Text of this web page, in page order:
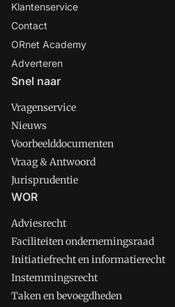
Klantenservice
Contact
ORnet Academy
Adverteren
Snel naar
Vragenservice
Nieuws
Voorbeelddocumenten
Vraag & Antwoord
Jurisprudentie
WOR
Adviesrecht
Faciliteiten ondernemingsraad
Initiatiefrecht en informatierecht
Instemmingsrecht
Taken en bevoegdheden